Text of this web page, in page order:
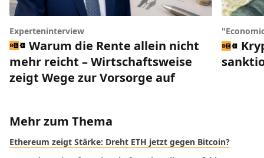
Experteninterview
Warum die Rente allein nicht
mehr reicht – Wirtschaftsweise
zeigt Wege zur Vorsorge auf
Mehr zum Thema
Ethereum zeigt Stärke: Dreht ETH jetzt gegen Bitcoin?